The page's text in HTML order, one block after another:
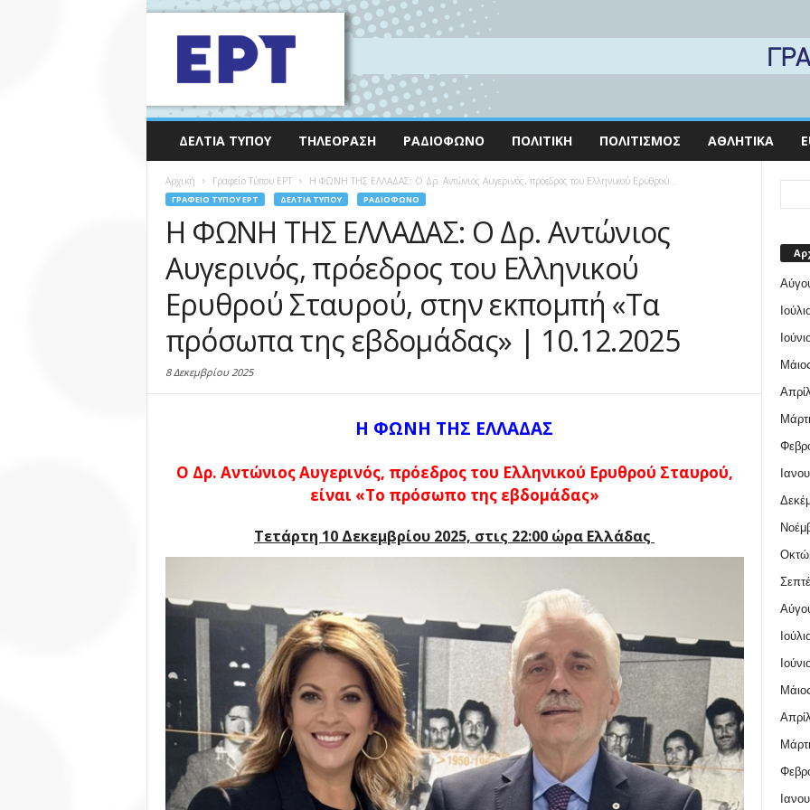
ΔΕΛΤΊΑ ΤΎΠΟΥ ΤΗΛΕΌΡΑΣΗ ΡΑΔΙΌΦΩΝΟ ΠΟΛΙΤΙΚΉ ΠΟΛΙΤΙΣΜΌΣ ΑΘΛΗΤΙΚΆ
Αρχική Γραφείο Τύπου ΕΡΤ Η ΦΩΝΗ ΤΗΣ ΕΛΛΑΔΑΣ: Ο Δρ. Αντώνιος Αυγερινός, πρόεδρος του Ελληνικού Ερυθρού...
ΓΡΑΦΕΊΟ ΤΎΠΟΥ ΕΡΤ ΔΕΛΤΊΑ ΤΎΠΟΥ ΡΑΔΙΌΦΩΝΟ
Η ΦΩΝΗ ΤΗΣ ΕΛΛΑΔΑΣ: Ο Δρ. Αντώνιος
Αυγερινός, πρόεδρος του Ελληνικού
Ερυθρού Σταυρού, στην εκπομπή «Τα
πρόσωπα της εβδομάδας» | 10.12.2025
8 Δεκεμβρίου 2025
Η ΦΩΝΗ ΤΗΣ ΕΛΛΑΔΑΣ
Ο Δρ. Αντώνιος Αυγερινός, πρόεδρος του Ελληνικού Ερυθρού Σταυρού,
είναι «Το πρόσωπο της εβδομάδας»
Τετάρτη 10 Δεκεμβρίου 2025, στις 22:00 ώρα Ελλάδας